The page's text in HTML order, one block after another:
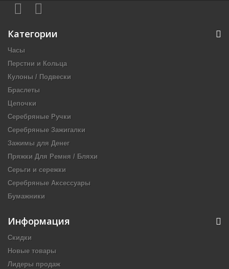
Категории
Часы
Перстни и Кольца
Кулоны / Подвески
Браслеты
Цепочки
Серебряные Ручки
Серебряные Зажигалки
Зажимы для Денег
Пряжки Для Ремня / Бляхи
Серьги и сережки
Серебряные Аксессуары
Бумажники
Информация
Скидки
Новые товары
Лидеры продаж